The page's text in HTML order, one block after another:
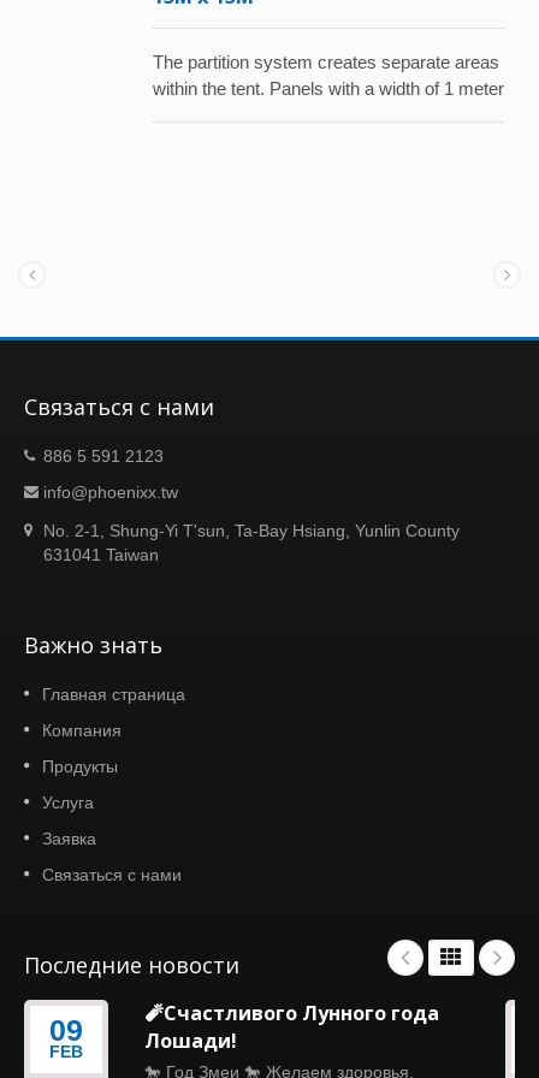
The partition system creates separate areas
within the tent. Panels with a width of 1 meter
Связаться с нами
886 5 591 2123
info@phoenixx.tw
No. 2-1, Shung-Yi T'sun, Ta-Bay Hsiang, Yunlin County
631041 Taiwan
Важно знать
Главная страница
Компания
Продукты
Услуга
Заявка
Связаться с нами
Последние новости
09
FEB
🧨Счастливого Лунного года
Лошади!
🐎 Год Змеи 🐎 Желаем здоровья,